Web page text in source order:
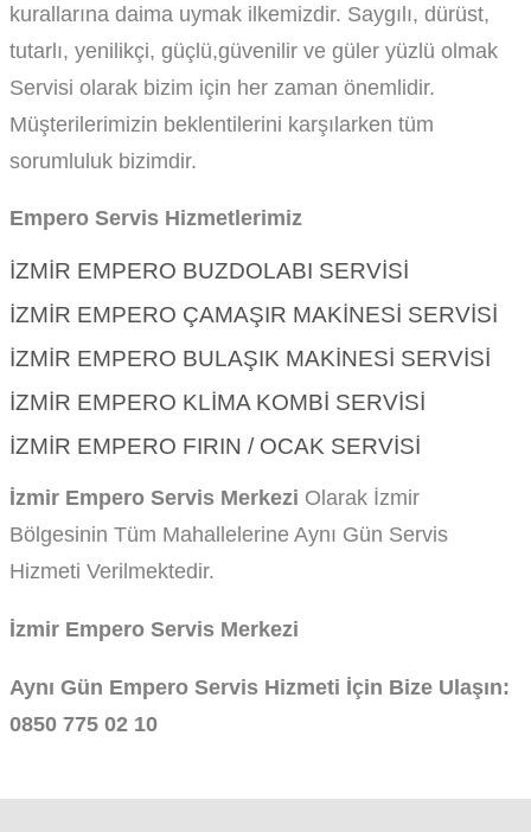
kurallarına daima uymak ilkemizdir. Saygılı, dürüst,
tutarlı, yenilikçi, güçlü,güvenilir ve güler yüzlü olmak
Servisi olarak bizim için her zaman önemlidir.
Müşterilerimizin beklentilerini karşılarken tüm
sorumluluk bizimdir.
Empero Servis Hizmetlerimiz
İZMIR EMPERO BUZDOLABI SERVISI
İZMIR EMPERO ÇAMAŞIR MAKINESI SERVISI
İZMIR EMPERO BULAŞIK MAKINESI SERVISI
İZMIR EMPERO KLIMA KOMBI SERVISI
İZMIR EMPERO FIRIN / OCAK SERVISI
İzmir Empero Servis Merkezi Olarak İzmir
Bölgesinin Tüm Mahallelerine Aynı Gün Servis
Hizmeti Verilmektedir.
İzmir Empero Servis Merkezi
Aynı Gün Empero Servis Hizmeti İçin Bize Ulaşın:
0850 775 02 10